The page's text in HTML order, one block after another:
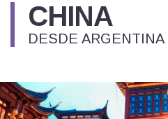
CHINA
DESDE ARGENTINA